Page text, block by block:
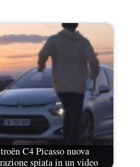
C4 Picasso nuova
spiata in un video